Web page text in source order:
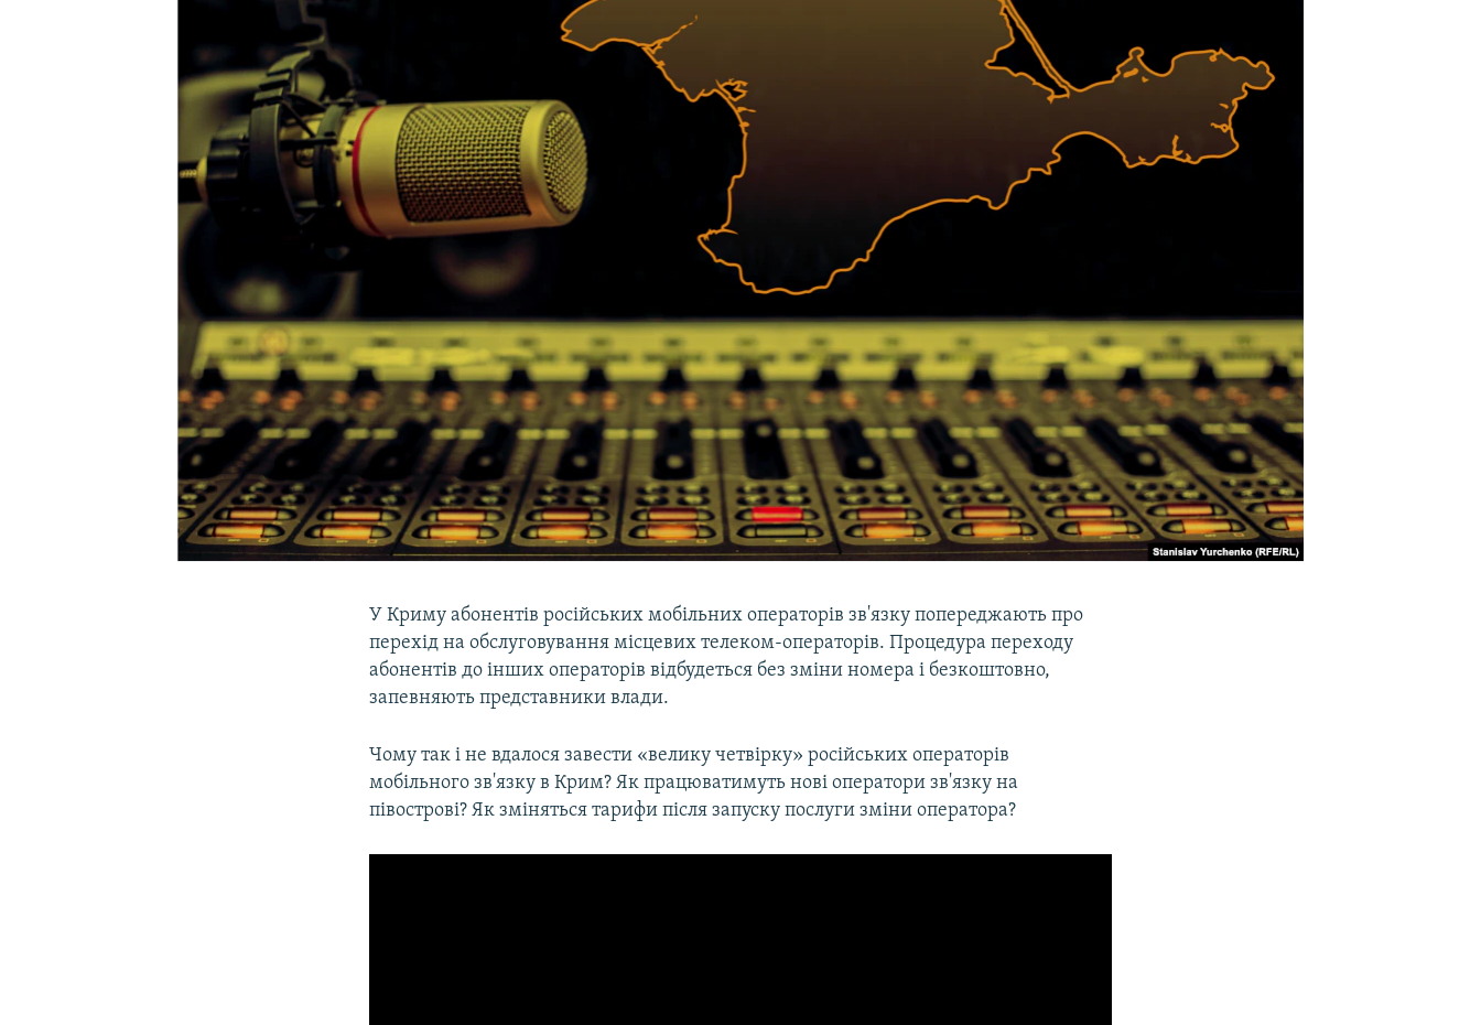
УКРАЇНСЬКА ПРОБЛЕМА КРИМУ
У Криму абонентів російських мобільних операторів зв'язку попереджають про
перехід на обслуговування місцевих телеком-операторів. Процедура переходу
абонентів до інших операторів відбудеться без зміни номера і безкоштовно,
запевняють представники влади.
Чому так і не вдалося завести «велику четвірку» російських операторів
мобільного зв'язку в Крим? Як працюватимуть нові оператори зв'язку на
півострові? Як зміняться тарифи після запуску послуги зміни оператора?